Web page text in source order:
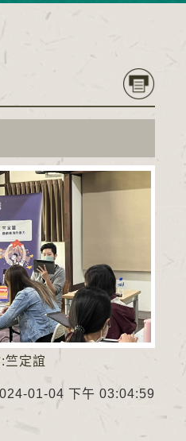
竺定誼
01-04 下午 03:04:59